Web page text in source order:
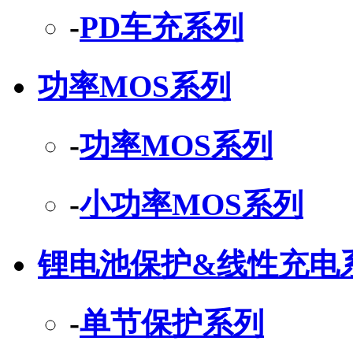
-PD车充系列
功率MOS系列
-功率MOS系列
-小功率MOS系列
锂电池保护&线性充电
-单节保护系列